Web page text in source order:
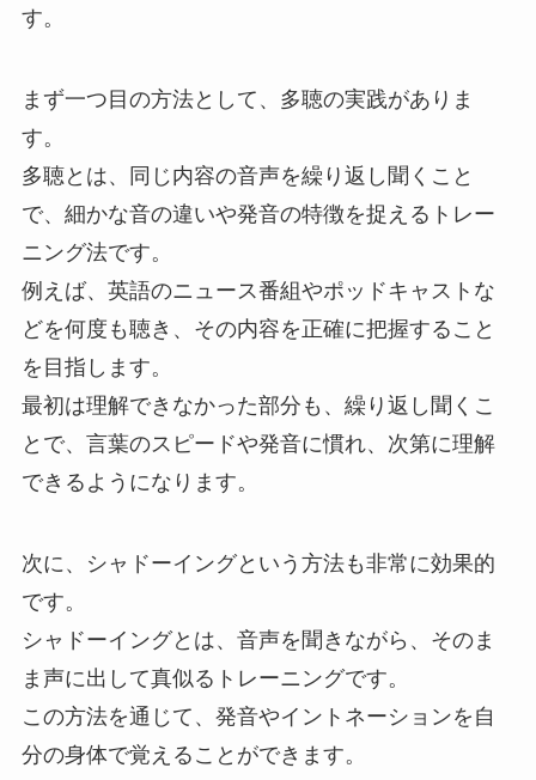
す。
まず一つ目の方法として、多聴の実践がありま
す。
多聴とは、同じ内容の音声を繰り返し聞くこと
で、細かな音の違いや発音の特徴を捉えるトレー
ニング法です。
例えば、英語のニュース番組やポッドキャストな
どを何度も聴き、その内容を正確に把握すること
を目指します。
最初は理解できなかった部分も、繰り返し聞くこ
とで、言葉のスピードや発音に慣れ、次第に理解
できるようになります。
次に、シャドーイングという方法も非常に効果的
です。
シャドーイングとは、音声を聞きながら、そのま
ま声に出して真似るトレーニングです。
この方法を通じて、発音やイントネーションを自
分の身体で覚えることができます。